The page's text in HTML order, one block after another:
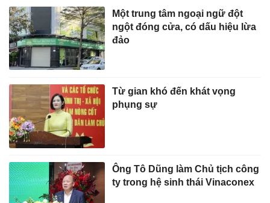
Một trung tâm ngoại ngữ đột
ngột đóng cửa, có dấu hiệu lừa
đảo
Từ gian khó đến khát vọng
phụng sự
Ông Tô Dũng làm Chủ tịch công
ty trong hệ sinh thái Vinaconex